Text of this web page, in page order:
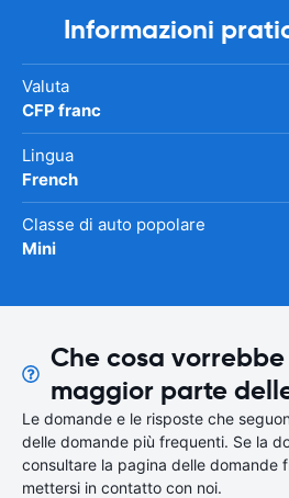
Informazioni
Valuta
CFP franc
Lingua
French
Classe di auto popolare
Mini
Che cosa
maggior parte
Le domande e le risposte che
delle domande più frequenti. Se la
consultare la pagina delle domande
mettersi in contatto con noi.